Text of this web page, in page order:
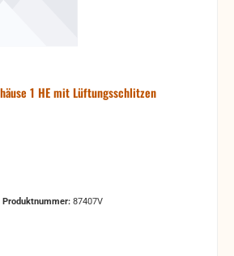
1 HE mit Lüftungsschlitzen
Produktnummer: 87407V